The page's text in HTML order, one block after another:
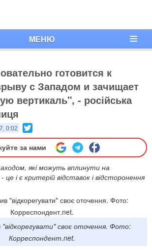
МЕНЮ
готовится к
с Западом и зачищает
вертикаль", - російська
0:02
за нами
які можуть вплинути на
і є критерій відставок і відсторонення
"відкорегувати" своє оточення. Фото:
Корреспондент.net.